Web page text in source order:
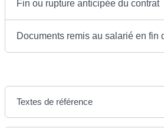
Fin ou rupture anticipée du contrat
Documents remis au salarié en fin
Textes de référence